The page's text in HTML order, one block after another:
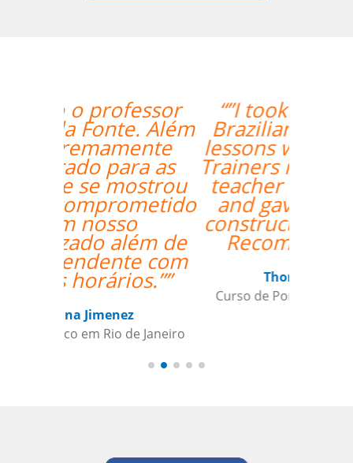
“”I took 40 hours of
Brazilian Portuguese
lessons with Language
Trainers in Manaus. My
teacher was a delight
and gave me lots of
constructive feedback.
Recommended. ””
Thomas Parker
Curso de Português em Manaus